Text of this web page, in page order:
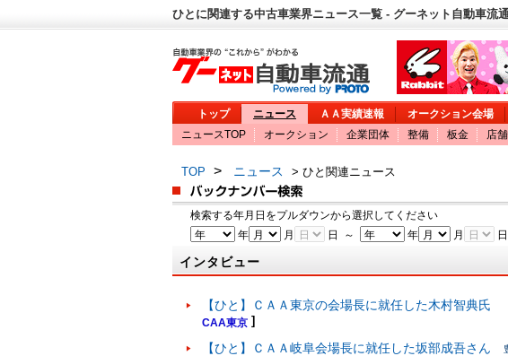
ひとに関連する中古車業界ニュース一覧 - グーネット自動車流
トップ ニュース ＡＡ実績速報 オークション会場
ニュースTOP
オークション 企業団体 整備 板金 店
TOP > ニュース > ひと関連ニュース
検索する年月日をプルダウンから選択してください
年
月 日 ～ 年 月 日
インタビュー
【ひと】ＣＡＡ東京の会場長に就任した木村智典氏
CAA東京 ]
【ひと】ＣＡＡ岐阜会場長に就任した坂部成吾さん